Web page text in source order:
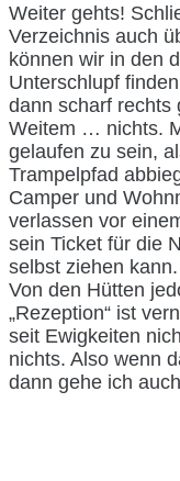
Weiter gehts!
Verzeichnis auch
können wir in den
Unterschlupf
dann scharf rechts
Weitem … nichts.
gelaufen zu sein,
Trampelpfad
Camper und
verlassen vor
sein Ticket für die
selbst ziehen
Von den Hütten
„Rezeption“ ist
seit Ewigkeiten
nichts. Also wenn
dann gehe ich